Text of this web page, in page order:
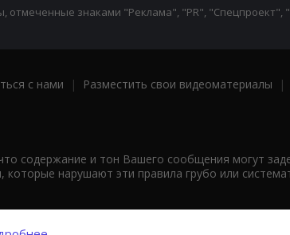
отмеченные знаками "Реклама", "PR",
с нами | Разместить свои видеоматериалы |
содержание и тон Вашего сообщения могут
нарушают эти правила грубо или